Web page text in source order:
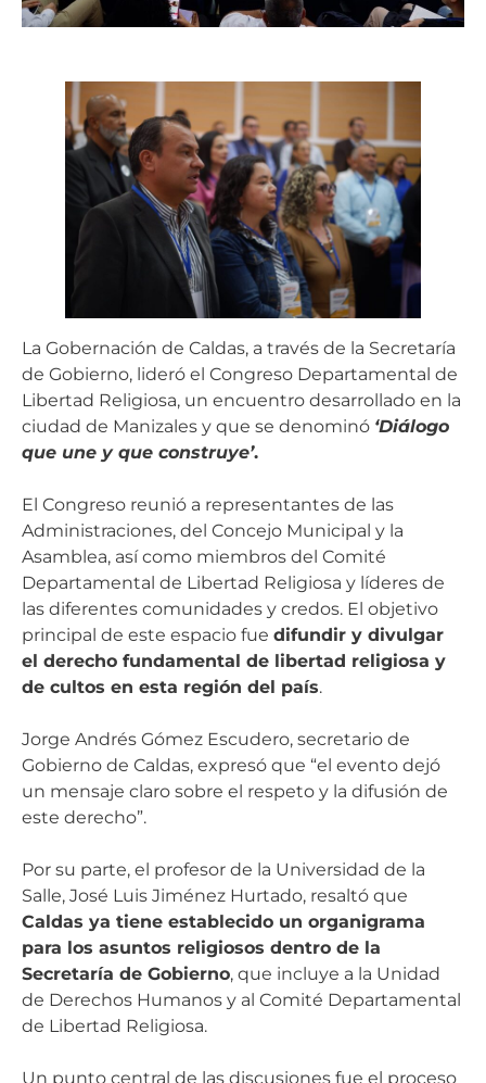
La Gobernación de Caldas, a través de la Secretaría
de Gobierno, lideró el Congreso Departamental de
Libertad Religiosa, un encuentro desarrollado en la
ciudad de Manizales y que se denominó ‘Diálogo
que une y que construye’.
El Congreso reunió a representantes de las
Administraciones, del Concejo Municipal y la
Asamblea, así como miembros del Comité
Departamental de Libertad Religiosa y líderes de
las diferentes comunidades y credos. El objetivo
principal de este espacio fue difundir y divulgar
el derecho fundamental de libertad religiosa y
de cultos en esta región del país.
Jorge Andrés Gómez Escudero, secretario de
Gobierno de Caldas, expresó que “el evento dejó
un mensaje claro sobre el respeto y la difusión de
este derecho”.
Por su parte, el profesor de la Universidad de la
Salle, José Luis Jiménez Hurtado, resaltó que
Caldas ya tiene establecido un organigrama
para los asuntos religiosos dentro de la
Secretaría de Gobierno, que incluye a la Unidad
de Derechos Humanos y al Comité Departamental
de Libertad Religiosa.
Un punto central de las discusiones fue el proceso